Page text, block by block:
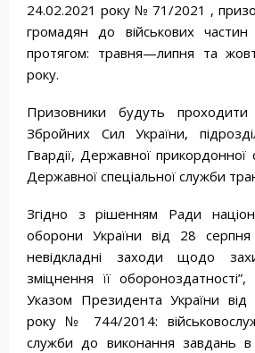
24.02.2021 року № 71/2021 ,
громадян до військових частин
протягом: травня—липня та
року.
Призовники будуть
Збройних Сил України,
Гвардії, Державної прикордонної
Державної спеціальної служби
Згідно з рішенням Ради
оборони України від 28
невідкладні заходи щодо
зміцнення її
Указом Президента України
року № 744/2014:
служби до виконання завдань в